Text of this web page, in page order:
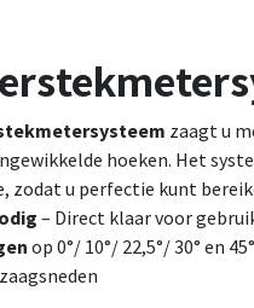
zaagt u
hoeken. Het
zodat u perfectie kunt
– Direct klaar voor
op 0°/ 10°/ 22,5°/ 30° en